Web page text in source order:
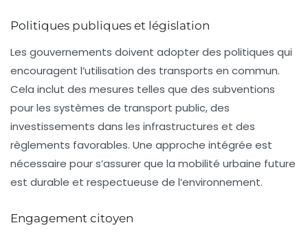
Politiques publiques et législation
Les gouvernements doivent adopter des politiques qui
encouragent l’utilisation des transports en commun.
Cela inclut des mesures telles que des subventions
pour les systèmes de transport public, des
investissements dans les infrastructures et des
règlements favorables. Une approche intégrée est
nécessaire pour s’assurer que la mobilité urbaine future
est durable et respectueuse de l’environnement.
Engagement citoyen